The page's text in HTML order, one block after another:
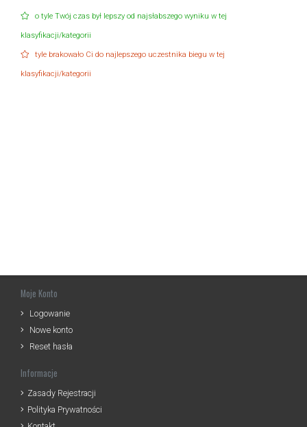
o tyle Twój czas był lepszy od najsłabszego wyniku w tej
klasyfikacji/kategorii
tyle brakowało Ci do najlepszego uczestnika biegu w tej
klasyfikacji/kategorii
Moje Konto
Logowanie
Nowe konto
Reset hasła
Informacje
Zasady Rejestracji
Polityka Prywatności